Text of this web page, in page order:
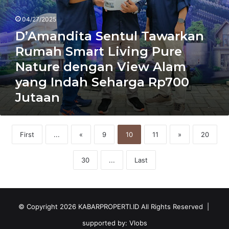
yang
Indah
Seharga
Rp700
Jutaan
04/27/2025
D’Amandita Sentul Tawarkan
Rumah Smart Living Pure
Nature dengan View Alam
yang Indah Seharga Rp700
Jutaan
First ... « 9 10 11 » 20
30 ... Last
© Copyright 2026 KABARPROPERTI.IDAll Rights Reserved |
supported by: Vlobs